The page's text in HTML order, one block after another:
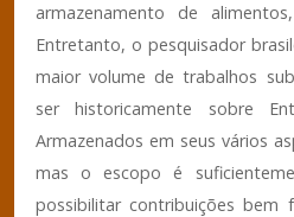
armazenamento de
Entretanto, o pesquisador
maior volume de trabalhos
ser historicamente sobre
Armazenados em seus vários
mas o escopo é
possibilitar contribuições bem